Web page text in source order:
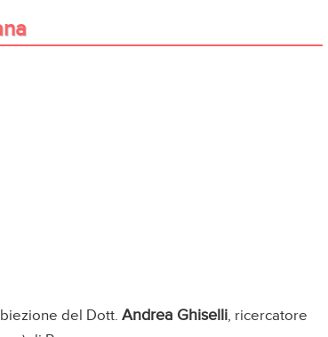
del Dott. Andrea Ghiselli, ricercatore